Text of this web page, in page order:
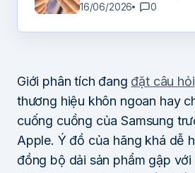
16/06/2026 0
Giới phân tích đang đặt câu hỏi
thương hiệu khôn ngoan hay
cuống cuồng của Samsung
Apple. Ý đồ của hãng khá dễ
đồng bộ dải sản phẩm gập với